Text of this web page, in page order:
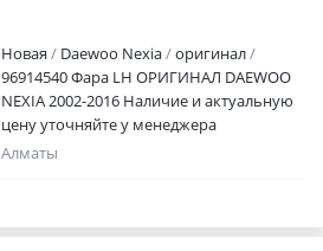
Новая Daewoo Nexia
оригинал
96914540 Фара LH ОРИГИНАЛ DAEWOO
NEXIA 2002-2016 Наличие и актуальную
цену уточняйте у менеджера
Алматы